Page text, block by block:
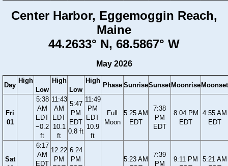
Center Harbor, Eggemoggin Reach,
Maine
44.2633° N, 68.5867° W
May 2026
Day
High
Low
High
Low
High
Phase SunriseSunset Moonrise Moonset
Fri
01
5:38
AM
EDT
−0.2
ft
11:43
AM
EDT
10.1
ft
5:47
PM
EDT
0.8 ft
11:49
PM
EDT
10.9
ft
Full
Moon
5:25 AM
EDT
7:38
PM
EDT
8:04 PM
EDT
4:55 AM
EDT
Sat
6:17
AM
EDT
12:22
PM
6:24
PM
5:23 AM
7:39
PM
9:11 PM
5:21 AM